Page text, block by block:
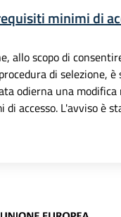
minimi di
allo scopo di
di selezione, è
odierna una modifica
accesso. L'avviso è